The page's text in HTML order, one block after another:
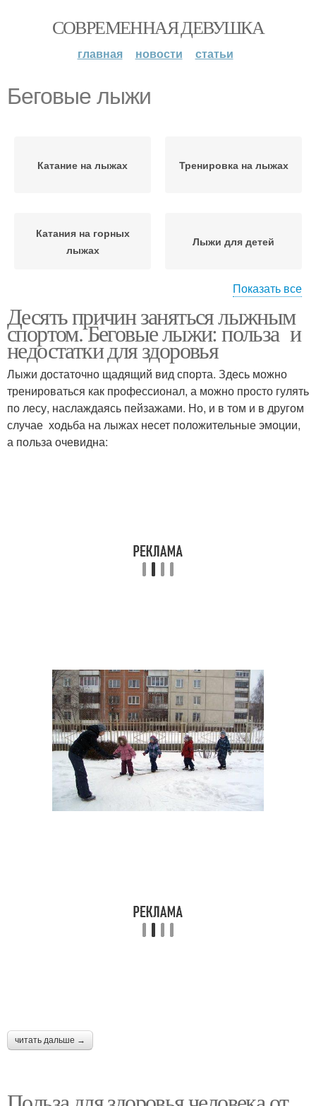
СОВРЕМЕННАЯ ДЕВУШКА
главная новости статьи
Беговые лыжи
Катание на лыжах Тренировка на лыжах
Катания на горных
лыжах
Лыжи для детей
Горные лыжи Лыжи для похудения
Катания на лыжах
Показать все
Десять причин заняться лыжным
спортом. Беговые лыжи: польза и
недостатки для здоровья
Лыжи достаточно щадящий вид спорта. Здесь можно
тренироваться как профессионал, а можно просто гулять
по лесу, наслаждаясь пейзажами. Но, и в том и в другом
случае ходьба на лыжах несет положительные эмоции,
а польза очевидна:
читать дальше →